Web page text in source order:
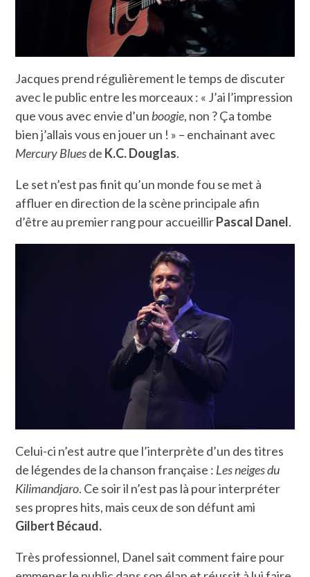
Jacques prend régulièrement le temps de discuter
avec le public entre les morceaux : « J’ai l’impression
que vous avec envie d’un boogie, non ? Ça tombe
bien j’allais vous en jouer un ! » – enchainant avec
Mercury Bluesde K.C. Douglas.
Le set n’est pas finit qu’un monde fou se met à
affluer en direction de la scène principale afin
d’être au premier rang pour accueillirPascal Danel.
Celui-ci n’est autre que l’interprète d’un des titres
de légendes de la chanson française : Les neiges du
Kilimandjaro. Ce soir il n’est pas là pour interpréter
ses propres hits, mais ceux de son défunt ami
Gilbert Bécaud.
Très professionnel, Danel sait comment faire pour